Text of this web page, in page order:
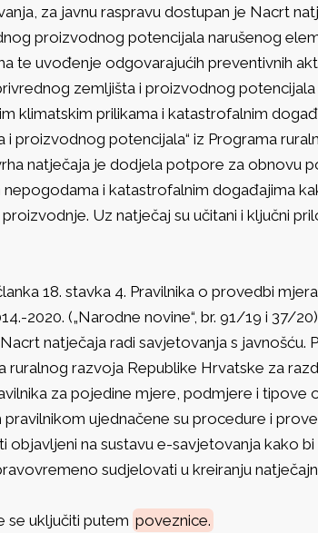
za javnu raspravu dostupan je Nacrt
proizvodnog potencijala narušenog
te uvođenje odgovarajućih preventivnih
zemljišta i proizvodnog
klimatskim prilikama i katastrofalnim
proizvodnog potencijala“ iz Programa
natječaja je dodjela potpore za obnovu
i katastrofalnim događajima
Uz natječaj su učitani i ključni
18. stavka 4. Pravilnika o provedbi
2020. („Narodne novine“, br. 91/19 i 37/
natječaja radi savjetovanja s javnošću.
ruralnog razvoja Republike Hrvatske za
za pojedine mjere, podmjere i tipove
pravilnikom ujednačene su procedure i
objavljeni na sustavu e-savjetovanja kako
sudjelovati u kreiranju
se uključiti putem poveznice.